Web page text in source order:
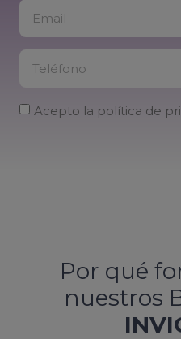
Acepto la política de
Por qué
nuestros